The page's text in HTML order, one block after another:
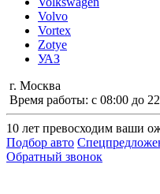
Volvo
Vortex
Zotye
УАЗ
г. Москва
Время работы: с 08:00 до
10 лет превосходим ваши
Подбор авто
Обратный звонок